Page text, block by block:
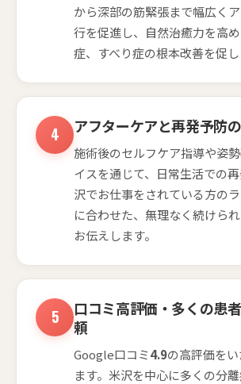
から深部の筋緊張まで幅広く
行を促進し、自然治癒力を高
症、すべり症の根本改善を促し
アフターケアと再発予防
施術後のセルフケア指導や姿
イスを通じて、日常生活での
沢でお仕事をされている方の
に合わせた、無理なく続けら
お伝えします。
口コミ高評価・多くの患
頼
Google口コミ4.9の高評価を
ます。米沢を中心に多くの分